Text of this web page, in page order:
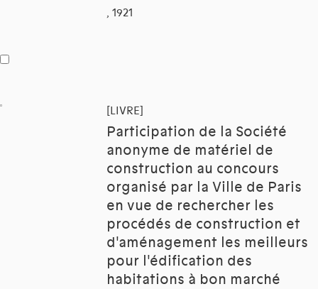
, 1921
[LIVRE]
Participation de la Société
anonyme de matériel de
construction au concours
organisé par la Ville de Paris
en vue de rechercher les
procédés de construction et
d'aménagement les meilleurs
pour l'édification des
habitations à bon marché